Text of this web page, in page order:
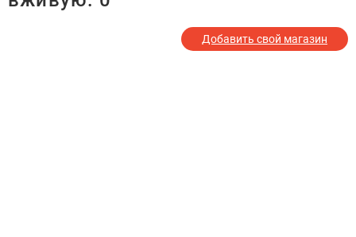
Добавить свой магазин